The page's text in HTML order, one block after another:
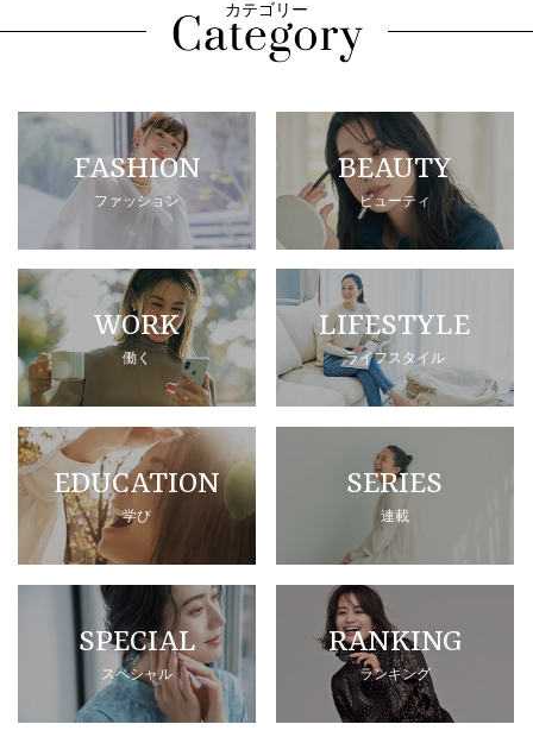
カテゴリー
FASHION
ファッション
BEAUTY
ビューティ
WORK
働く
LIFESTYLE
ライフスタイル
EDUCATION
学び
SERIES
連載
SPECIAL
スペシャル
RANKING
ランキング